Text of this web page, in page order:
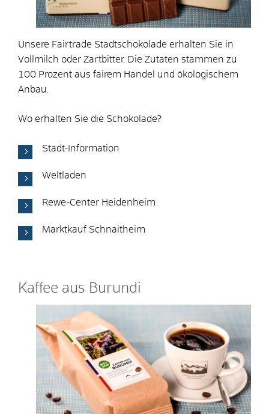
Unsere Fairtrade Stadtschokolade erhalten Sie in
Vollmilch oder Zartbitter. Die Zutaten stammen zu
100 Prozent aus fairem Handel und ökologischem
Anbau.
Wo erhalten Sie die Schokolade?
Stadt-Information
Weltladen
Rewe-Center Heidenheim
Marktkauf Schnaitheim
Kaffee aus Burundi